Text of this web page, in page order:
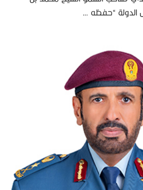
الدولة “حفظه …